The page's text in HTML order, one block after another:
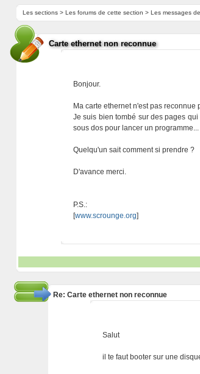
Les sections> Les forums de cette section > Les messages
Carte ethernet non reconnue
Bonjour.
Ma carte ethernet n'est pas
Je suis bien tombé sur des pages
sous dos pour lancer un
Quelqu'un sait comment si prendre ?
D'avance merci.
P.S.:
[www.scrounge.org]
Re: Carte ethernet non reconnue
Salut
il te faut booter sur une